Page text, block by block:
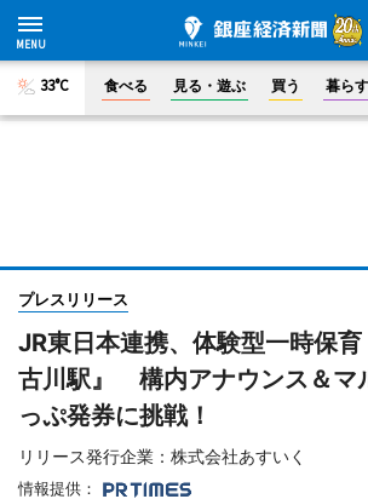
33°C 食べる 見る・遊ぶ 買う 暮ら
プレスリリース
JR東日本連携、体験型一時保
古川駅』 構内アナウンス＆マ
っぷ発券に挑戦！
リリース発行企業：株式会社あすいく
情報提供：